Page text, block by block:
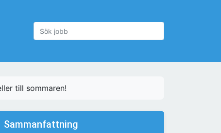
till sommaren!
Sammanfattning